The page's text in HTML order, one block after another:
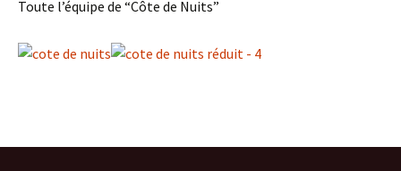
Toute l’équipe de “Côte de Nuits”